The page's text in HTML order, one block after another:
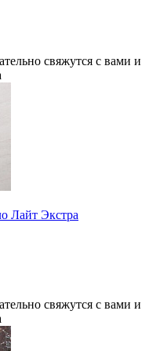
свяжутся с вами и
Лайт Экстра
свяжутся с вами и